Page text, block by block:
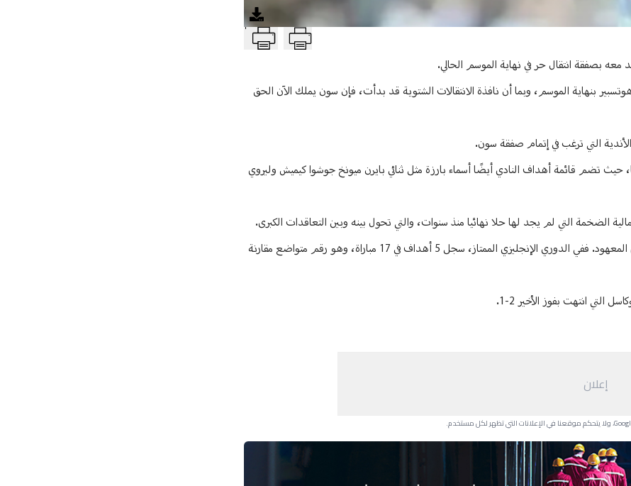
T
معه بصفقة انتقال حر في نهاية الموسم الحالي.
من العمر 32 عامًا، مع نادي توتنهام هوتسبير بنهاية الموسم، وبما أن نافذة الانتقالات الشتوية قد بدأت، فإن سون يملك الآن الحق
التي ترغب في إتمام صفقة سون.
تضم قائمة أهداف النادي أيضًا أسماء بارزة مثل ثنائي بايرن ميونخ جوشوا كيميش وليروي
الضخمة التي لم يجد لها حلا نهائيا منذ سنوات، والتي تحول بينه وبين التعاقدات الكبرى.
ورغم مكانته كقائد لتوتنهام، إلا أن أداء سون هذا الموسم لم يكن على المستوى المعهود. ففي الدوري الإنجليزي الممتاز، سجل 5 أهداف في 17 مباراة، وهو رقم متواضع مقارنة
انتهت بفوز الأخير 2-1.
إعلان